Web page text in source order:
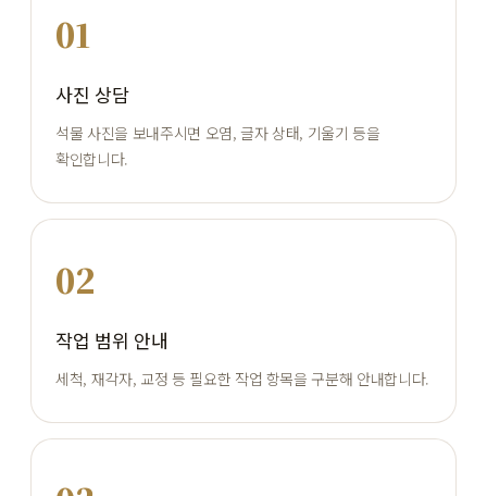
01
사진 상담
석물 사진을 보내주시면 오염, 글자 상태, 기울기 등을
확인합니다.
02
작업 범위 안내
세척, 재각자, 교정 등 필요한 작업 항목을 구분해 안내합니다.